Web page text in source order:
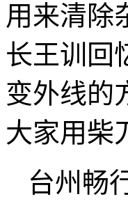
用来清除
长王训回
变外线的
大家用柴
台州畅